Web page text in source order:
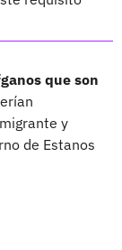
que son
y
de Estanos